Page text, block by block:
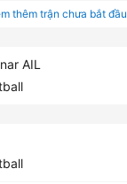
thêm trận chưa bắt đầu
AIL